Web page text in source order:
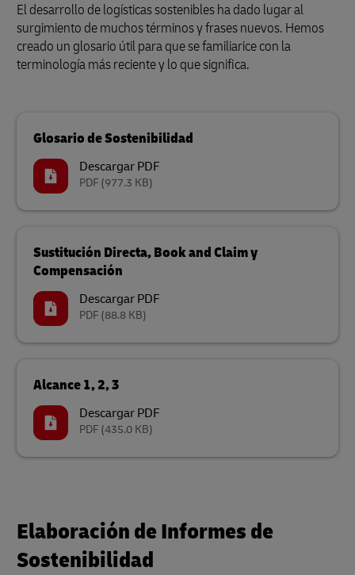
El desarrollo de logísticas sostenibles ha dado lugar al
surgimiento de muchos términos y frases nuevos. Hemos
creado un glosario útil para que se familiarice con la
terminología más reciente y lo que significa.
Glosario de Sostenibilidad
Descargar PDF
PDF (977.3 KB)
Sustitución Directa, Book and Claim y
Compensación
Descargar PDF
PDF (88.8 KB)
Alcance 1, 2, 3
Descargar PDF
PDF (435.0 KB)
Elaboración de Informes de
Sostenibilidad